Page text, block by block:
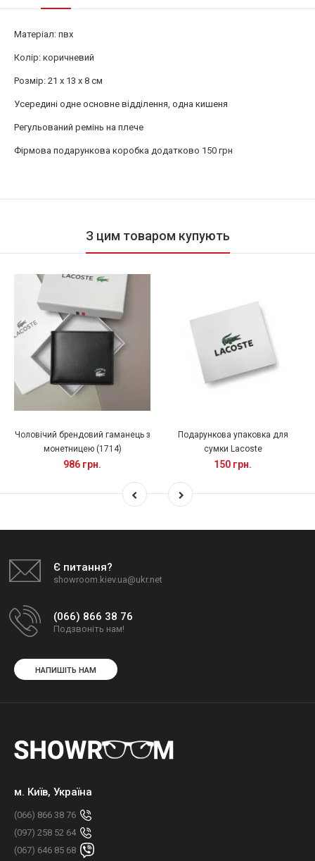
Матеріал: пвх
Колір: коричневий
Розмір: 21 x 13 x 8 см
Усередині одне основне відділення, одна кишеня
Регульований ремінь на плече
Фірмова подарункова коробка додатково 150 грн
З цим товаром купують
Чоловічий брендовий гаманець з
монетницею (1714)
986 грн.
Подарункова упаковка для
сумки Lacoste
150 грн.
Є питання?
showroom.kiev.ua@ukr.net
(066) 866 38 76
Подзвоніть нам!
НАПИШІТЬ НАМ
м. Київ, Україна
(066) 866 38 76
(097) 258 52 64
(067) 646 85 68